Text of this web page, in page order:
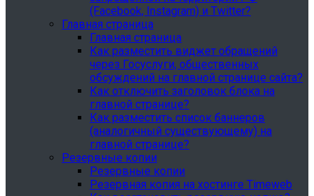
(Facebook, Instagram) и Twitter?
Главная страница
Главная страница
Как разместить виджет обращений
через Госуслуги, общественных
обсуждений на главной странице сайта?
Как отключить заголовок блока на
главной странице?
Как разместить список баннеров
(аналогичный существующему) на
главной странице?
Резервные копии
Резервные копии
Резервная копия на хостинге Timeweb